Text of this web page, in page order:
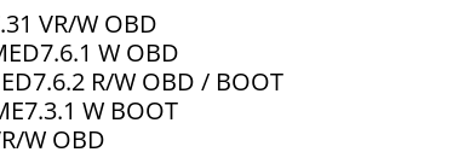
VR/W OBD
W OBD
R/W OBD / BOOT
W BOOT
W OBD